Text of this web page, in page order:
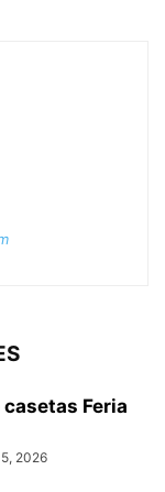
Feria
2026